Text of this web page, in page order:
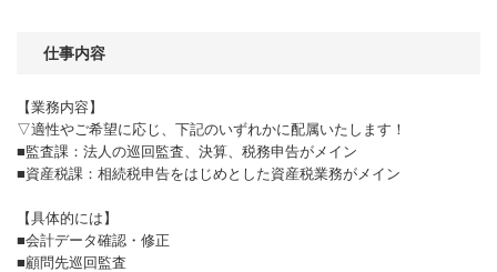
仕事内容
【業務内容】
▽適性やご希望に応じ、下記のいずれかに配属いたします！
■監査課：法人の巡回監査、決算、税務申告がメイン
■資産税課：相続税申告をはじめとした資産税業務がメイン
【具体的には】
■会計データ確認・修正
■顧問先巡回監査